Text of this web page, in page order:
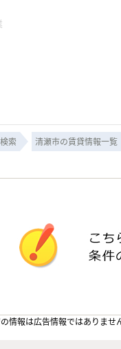
却の流れ
用物件 コンテ
ピタットハウス小
索 清瀬市の賃貸情報一覧
情報は広告情報ではありませ